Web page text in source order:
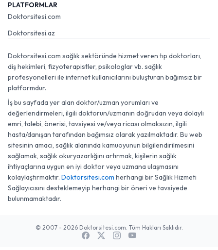
PLATFORMLAR
Doktorsitesi.com
Doktorsitesi.az
Doktorsitesi.com sağlık sektöründe hizmet veren tıp doktorları,
diş hekimleri, fizyoterapistler, psikologlar vb. sağlık
profesyonelleri ile internet kullanıcılarını buluşturan bağımsız bir
platformdur.
İş bu sayfada yer alan doktor/uzman yorumları ve
değerlendirmeleri, ilgili doktorun/uzmanın doğrudan veya dolaylı
emri, talebi, önerisi, tavsiyesi ve/veya ricası olmaksızın, ilgili
hasta/danışan tarafından bağımsız olarak yazılmaktadır. Bu web
sitesinin amacı, sağlık alanında kamuoyunun bilgilendirilmesini
sağlamak, sağlık okuryazarlığını artırmak, kişilerin sağlık
ihtiyaçlarına uygun en iyi doktor veya uzmana ulaşmasını
kolaylaştırmaktır. Doktorsitesi.com herhangi bir Sağlık Hizmeti
Sağlayıcısını desteklemeyip herhangi bir öneri ve tavsiyede
bulunmamaktadır.
© 2007 - 2026 Doktorsitesi.com. Tüm Hakları Saklıdır.